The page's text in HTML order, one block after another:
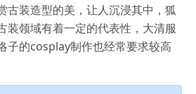
古装造型的美，让人沉浸其中，狐
装领域有着一定的代表性，大清服
子的cosplay制作也经常要求较高